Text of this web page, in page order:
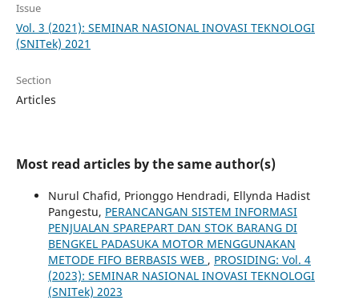
Issue
Vol. 3 (2021): SEMINAR NASIONAL INOVASI TEKNOLOGI
(SNITek) 2021
Section
Articles
Most read articles by the same author(s)
Nurul Chafid, Prionggo Hendradi, Ellynda Hadist
Pangestu, PERANCANGAN SISTEM INFORMASI
PENJUALAN SPAREPART DAN STOK BARANG DI
BENGKEL PADASUKA MOTOR MENGGUNAKAN
METODE FIFO BERBASIS WEB , PROSIDING: Vol. 4
(2023): SEMINAR NASIONAL INOVASI TEKNOLOGI
(SNITek) 2023